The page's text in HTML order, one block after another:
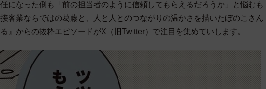
になった側も「前の担当者のように信頼してもらえるだろうか」と悩むも
客業ならではの葛藤と、人と人とのつながりの温かさを描いたぼのこさん
』からの抜粋エピソードがX（旧Twitter）で注目を集めていします。